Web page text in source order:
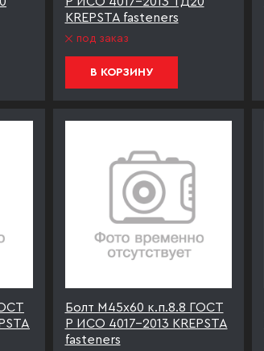
KREPSTA fasteners
под заказ
В КОРЗИНУ
Болт М45х60 к.п.8.8 ГОСТ
Р ИСО 4017-2013 KREPSTA
fasteners